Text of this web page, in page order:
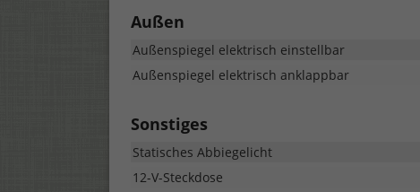
Außen
Außenspiegel elektrisch einstellbar
Außenspiegel elektrisch anklappbar
Sonstiges
Statisches Abbiegelicht
12-V-Steckdose